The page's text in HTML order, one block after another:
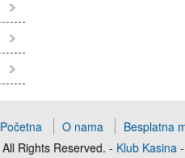
Početna O nama
Besplatna
Rights Reserved. - Klub Kasina